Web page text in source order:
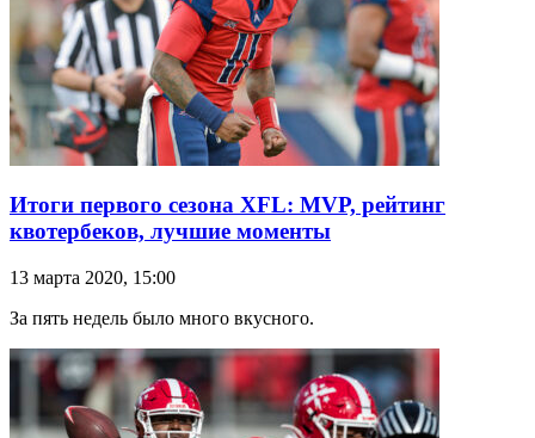
Итоги первого сезона XFL: MVP, рейтинг
квотербеков, лучшие моменты
13 марта 2020, 15:00
За пять недель было много вкусного.